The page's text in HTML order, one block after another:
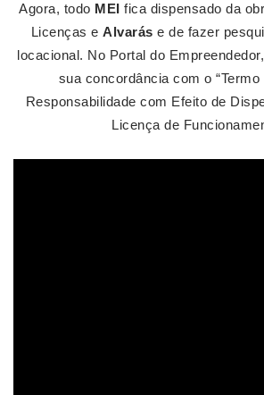
Agora, todo MEI fica dispensado da
Licenças eAlvarás e de fazer
locacional. No Portal do
sua concordância com o
Responsabilidade com Efeito de
Licença de